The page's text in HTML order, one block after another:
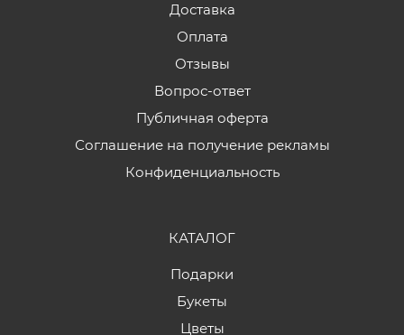
Доставка
Оплата
Отзывы
Вопрос-ответ
Публичная оферта
Соглашение на получение рекламы
Конфиденциальность
КАТАЛОГ
Подарки
Букеты
Цветы